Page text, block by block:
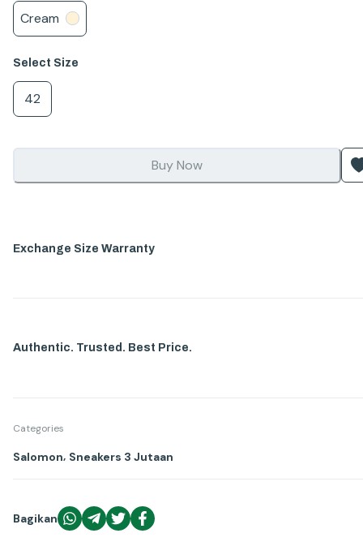
Cream
Select Size
42
Buy Now
Exchange Size Warranty
Authentic. Trusted. Best Price.
Categories
Salomon, Sneakers 3 Jutaan
Bagikan